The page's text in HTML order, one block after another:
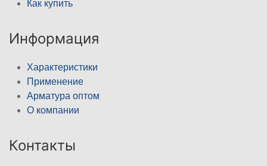
Как купить
Информация
Характеристики
Применение
Арматура оптом
О компании
Контакты